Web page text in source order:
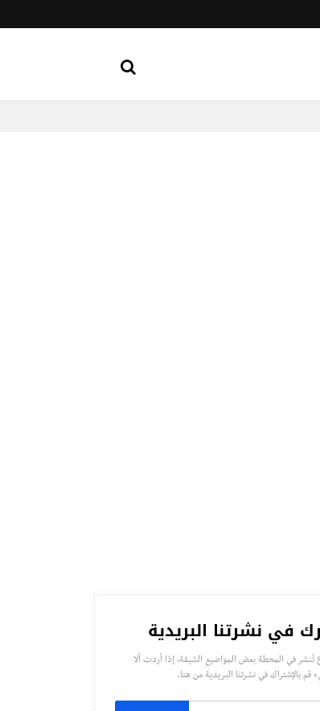
في نشرتنا البريدية
تُنشر في المحطة بعض المواضيع الشيقة، إذا أردت ألا
قم بالإشتراك في نشرتنا البريدية من هنا.